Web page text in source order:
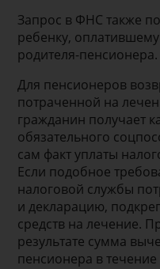
Запрос в ФНС также
ребенку,
родителя-пенсионера.
Для пенсионеров
потраченной на
гражданин получает
обязательного
сам факт уплаты
Если подобное
налоговой службы
и декларацию,
средств на лечение.
результате сумма
пенсионера в